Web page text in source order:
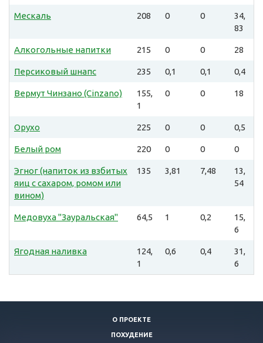
Мескаль 208 0 0
34,
83
Алкогольные напитки 215 0 0 28
Персиковый шнапс 235 0,1 0,1 0,4
Вермут Чинзано (Cinzano)
155,
1
0 0 18
Орухо 225 0 0 0,5
Белый ром 220 0 0 0
Эгног (напиток из взбитых
яиц с сахаром, ромом или
вином)
135 3,81 7,48
13,
54
Медовуха "Зауральская" 64,5 1 0,2
15,
6
Ягодная наливка
124,
1
0,6 0,4
31,
6
О ПРОЕКТЕ
ПОХУДЕНИЕ